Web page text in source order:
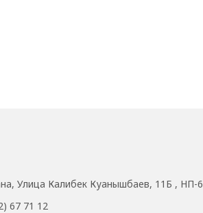
Улица Калибек Куанышбаев, 11Б , НП-6
67 71 12